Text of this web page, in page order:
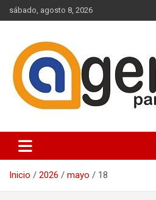
Saltar
al
sábado, agosto 8, 2026
Agenda Paraguay
Inicio 2026 mayo 18